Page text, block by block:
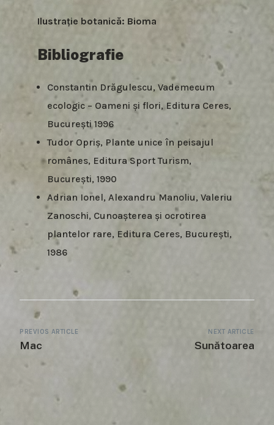
Ilustrație botanică: Bioma
Bibliografie
Constantin Drăgulescu, Vademecum
ecologic – Oameni și flori, Editura Ceres,
București 1996
Tudor Opriș, Plante unice în peisajul
românes, Editura Sport Turism,
București, 1990
Adrian Ionel, Alexandru Manoliu, Valeriu
Zanoschi, Cunoașterea și ocrotirea
plantelor rare, Editura Ceres, București,
1986
PREVIOS ARTICLE
Mac
NEXT ARTICLE
Sunătoarea